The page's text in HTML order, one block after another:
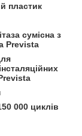
пластик
сумісна з
Prevista
000 циклів